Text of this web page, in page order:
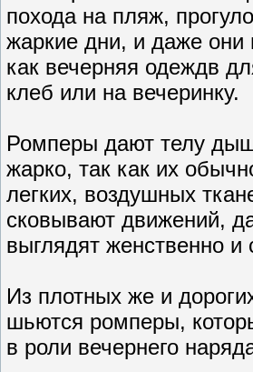
похода на пляж,
жаркие дни, и даже они
как вечерняя одеждв
клеб или на вечеринку.
Ромперы дают телу
жарко, так как их
легких, воздушных
сковывают движений,
выглядят женственно и
Из плотных же и
шьются ромперы,
в роли вечернего